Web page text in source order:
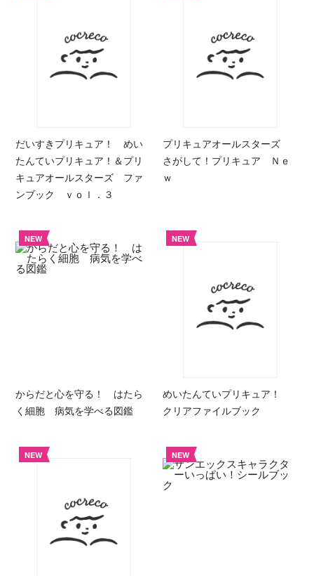
だいすきプリキュア！ めい
たんていプリキュア！＆プリ
キュアオールスターズ ファ
ンブック ｖｏｌ．３
プリキュアオールスターズ
さがして！プリキュア Ｎｅ
ｗ
NEW
からだと心を守る！ はたら
く細胞 病気を学べる図鑑
NEW
めいたんていプリキュア！
クリアファイルブック
NEW NEW